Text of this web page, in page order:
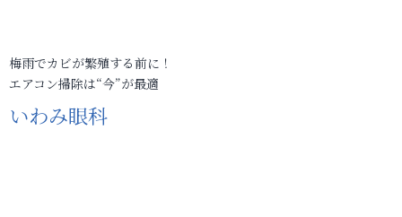
梅雨でカビが繁殖する前に！
エアコン掃除は“今”が最適
いわみ眼科